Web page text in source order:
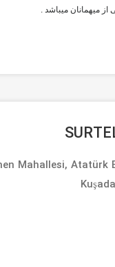
میهمانان میباشد .
Mahallesi, Atatürk